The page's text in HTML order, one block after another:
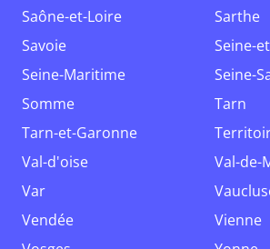
Saône-et-Loire
Sarthe
Savoie
Seine-
Seine-Maritime
Seine-
Somme
Tarn
Tarn-et-Garonne
Val-d'oise
Val-
Var
Vendée
Vienne